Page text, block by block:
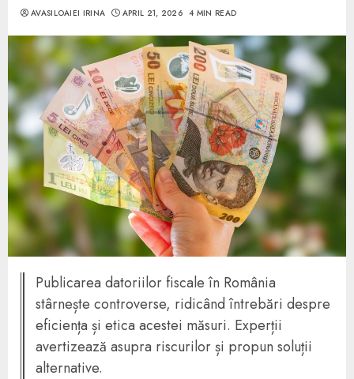
AVASILOAIEI IRINA APRIL 21, 2026 4 MIN READ
Publicarea datoriilor fiscale în România
stârnește controverse, ridicând întrebări despre
eficiența și etica acestei măsuri. Experții
avertizează asupra riscurilor și propun soluții
alternative.